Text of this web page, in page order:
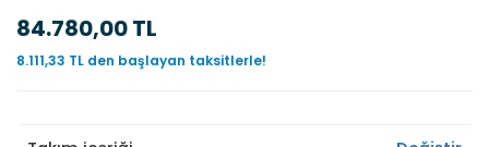
84.780,00 TL
8.111,33 TL den başlayan taksitlerle!